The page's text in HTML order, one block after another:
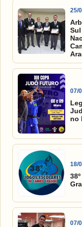
25/
07/
no
18/
07/